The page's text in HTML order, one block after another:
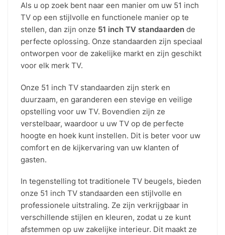
Als u op zoek bent naar een manier om uw 51 inch
TV op een stijlvolle en functionele manier op te
stellen, dan zijn onze 51 inch TV standaarden de
perfecte oplossing. Onze standaarden zijn speciaal
ontworpen voor de zakelijke markt en zijn geschikt
voor elk merk TV.
Onze 51 inch TV standaarden zijn sterk en
duurzaam, en garanderen een stevige en veilige
opstelling voor uw TV. Bovendien zijn ze
verstelbaar, waardoor u uw TV op de perfecte
hoogte en hoek kunt instellen. Dit is beter voor uw
comfort en de kijkervaring van uw klanten of
gasten.
In tegenstelling tot traditionele TV beugels, bieden
onze 51 inch TV standaarden een stijlvolle en
professionele uitstraling. Ze zijn verkrijgbaar in
verschillende stijlen en kleuren, zodat u ze kunt
afstemmen op uw zakelijke interieur. Dit maakt ze